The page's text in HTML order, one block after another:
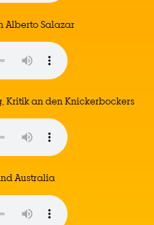
Alberto Salazar
Kritik an den Knickerbockers
Australia